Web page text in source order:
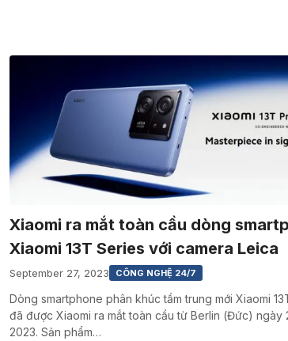
Xiaomi ra mắt toàn cầu dòng
Xiaomi 13T Series với camera Leica
September 27, 2023 CÔNG NGHỆ 24/7
Dòng smartphone phân khúc tầm trung mới Xiaomi
đã được Xiaomi ra mắt toàn cầu từ Berlin (Đức) ngày
2023. Sản phẩm…